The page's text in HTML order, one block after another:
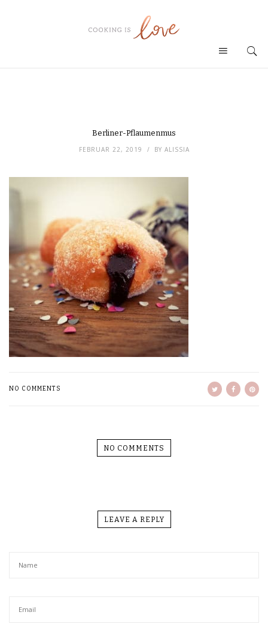
Berliner-Pflaumenmus
FEBRUAR 22, 2019 BY ALISSIA
NO COMMENTS
NO COMMENTS
LEAVE A REPLY